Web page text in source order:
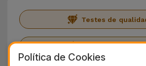
Testes de
Clientes
Política de Cookies